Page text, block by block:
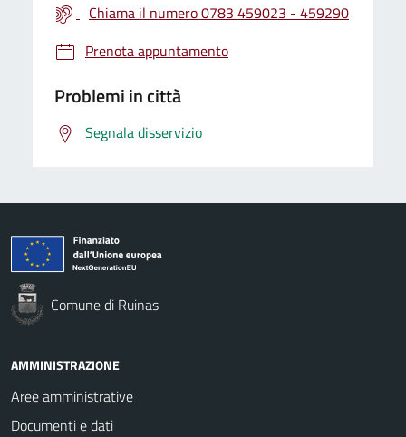
Chiama il numero 0783 459023 - 459290
Prenota appuntamento
Problemi in città
Segnala disservizio
Comune di Ruinas
AMMINISTRAZIONE
Aree amministrative
Documenti e dati